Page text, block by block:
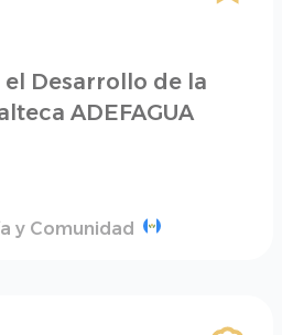
Desarrollo de la
ADEFAGUA
y Comunidad